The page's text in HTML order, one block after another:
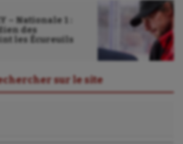
– Nationale 1 :
des
les Écureuils
sur le site